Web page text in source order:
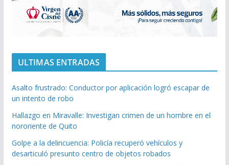
ULTIMAS ENTRADAS
Asalto frustrado: Conductor por aplicación logró escapar de
un intento de robo
Hallazgo en Miravalle: Investigan crimen de un hombre en el
nororiente de Quito
Golpe a la delincuencia: Policía recuperó vehículos y
desarticuló presunto centro de objetos robados